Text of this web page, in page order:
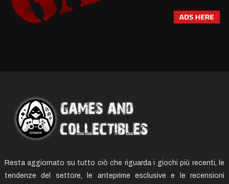
Resta aggiornato su tutto ciò che riguarda i giochi più recenti, le
tendenze del settore, le anteprime esclusive e le recensioni